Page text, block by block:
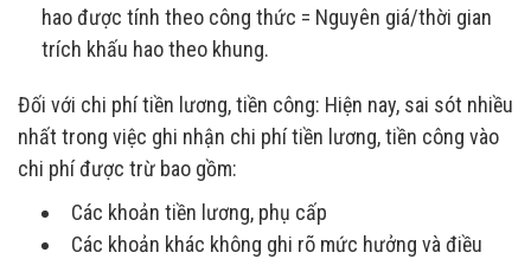
hao được tính theo công thức = Nguyên giá/thời gian
trích khấu hao theo khung.
Đối với chi phí tiền lương, tiền công: Hiện nay, sai sót nhiều
nhất trong việc ghi nhận chi phí tiền lương, tiền công vào
chi phí được trừ bao gồm:
Các khoản tiền lương, phụ cấp
Các khoản khác không ghi rõ mức hưởng và điều